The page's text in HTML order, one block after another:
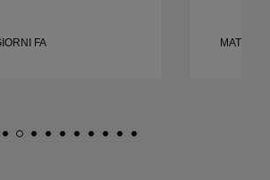
qualità. Moglie è
FA